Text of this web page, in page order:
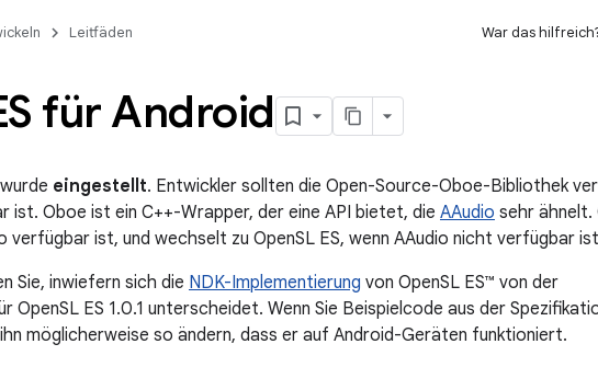
Leitfäden War das
für Android
eingestellt. Entwickler sollten die Open-Source-Oboe-Bibliothek
ist. Oboe ist ein C++-Wrapper, der eine API bietet, die AAudio sehr
verfügbar ist, und wechselt zu OpenSL ES, wenn AAudio nicht verfügbar
Sie, inwiefern sich die NDK-Implementierung von OpenSL ES™ von der
OpenSL ES 1.0.1 unterscheidet. Wenn Sie Beispielcode aus der
möglicherweise so ändern, dass er auf Android-Geräten funktioniert.